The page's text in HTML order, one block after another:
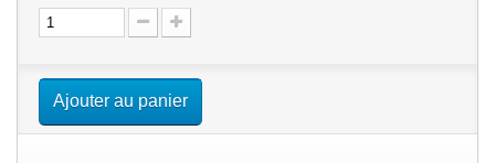
Ajouter au panier